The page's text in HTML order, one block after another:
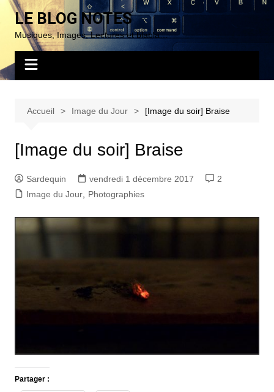
Aller
contenu
LE BLOG NOTES
Musiques, Images, Lectures et blabla…
Accueil Image du Jour [Image du soir] Braise
[Image du soir] Braise
Sardequin vendredi 1 décembre 2017
2
Image du Jour, Photographies
Partager :